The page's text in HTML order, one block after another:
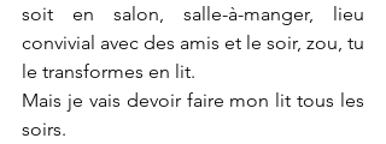
soit en salon, salle-à-manger, lieu
convivial avec des amis et le soir, zou, tu
le transformes en lit.
Mais je vais devoir faire mon lit tous les
soirs.